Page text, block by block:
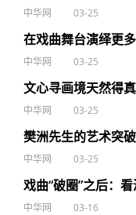
中华网 03-25
在戏曲舞台演绎更
中华网 03-25
文心寻画境天然得
中华网 03-25
樊洲先生的艺术突
中华网 03-25
戏曲“破圈”之后：
中华网 03-16